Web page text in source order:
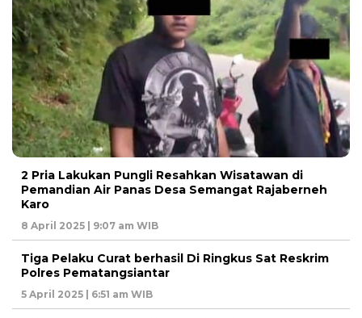
2 Pria Lakukan Pungli Resahkan Wisatawan di
Pemandian Air Panas Desa Semangat Rajaberneh
Karo
8 April 2025 | 9:07 am WIB
Tiga Pelaku Curat berhasil Di Ringkus Sat Reskrim
Polres Pematangsiantar
5 April 2025 | 6:51 am WIB